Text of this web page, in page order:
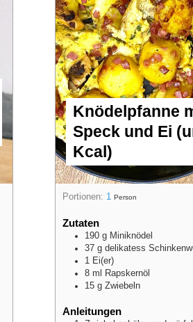
Knödelpfanne
Speck und Ei
Kcal)
Portionen: 1 Person
Zutaten
190 g Miniknödel
37 g delikatess
1 Ei(er)
8 ml
Rapskernöl
15 g Zwiebeln
Anleitungen